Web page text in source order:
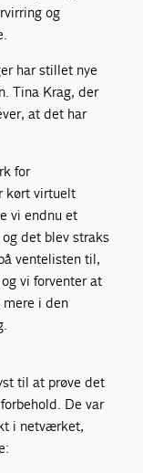
og
har stillet nye
Tina Krag, der
at det har
for
kørt virtuelt
vi endnu et
det blev straks
ventelisten til,
vi forventer at
i den
til at prøve det
De var
i netværket,